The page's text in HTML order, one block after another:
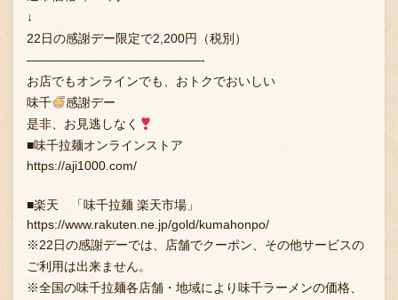
↓
22日の感謝デー限定で2,200円（税別）
——————————————-
お店でもオンラインでも、おトクでおいしい
味千
感謝デー
是非、お見逃しなく
■味千拉麺オンラインストア
https://aji1000.com/
■楽天 「味千拉麺 楽天市場」
https://www.rakuten.ne.jp/gold/kumahonpo/
※22日の感謝デーでは、店舗でクーポン、その他サービスの
ご利用は出来ません。
※全国の味千拉麺各店舗・地域により味千ラーメンの価格、